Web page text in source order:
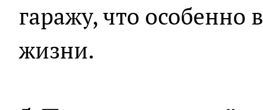
гаражу, что особенно
жизни.